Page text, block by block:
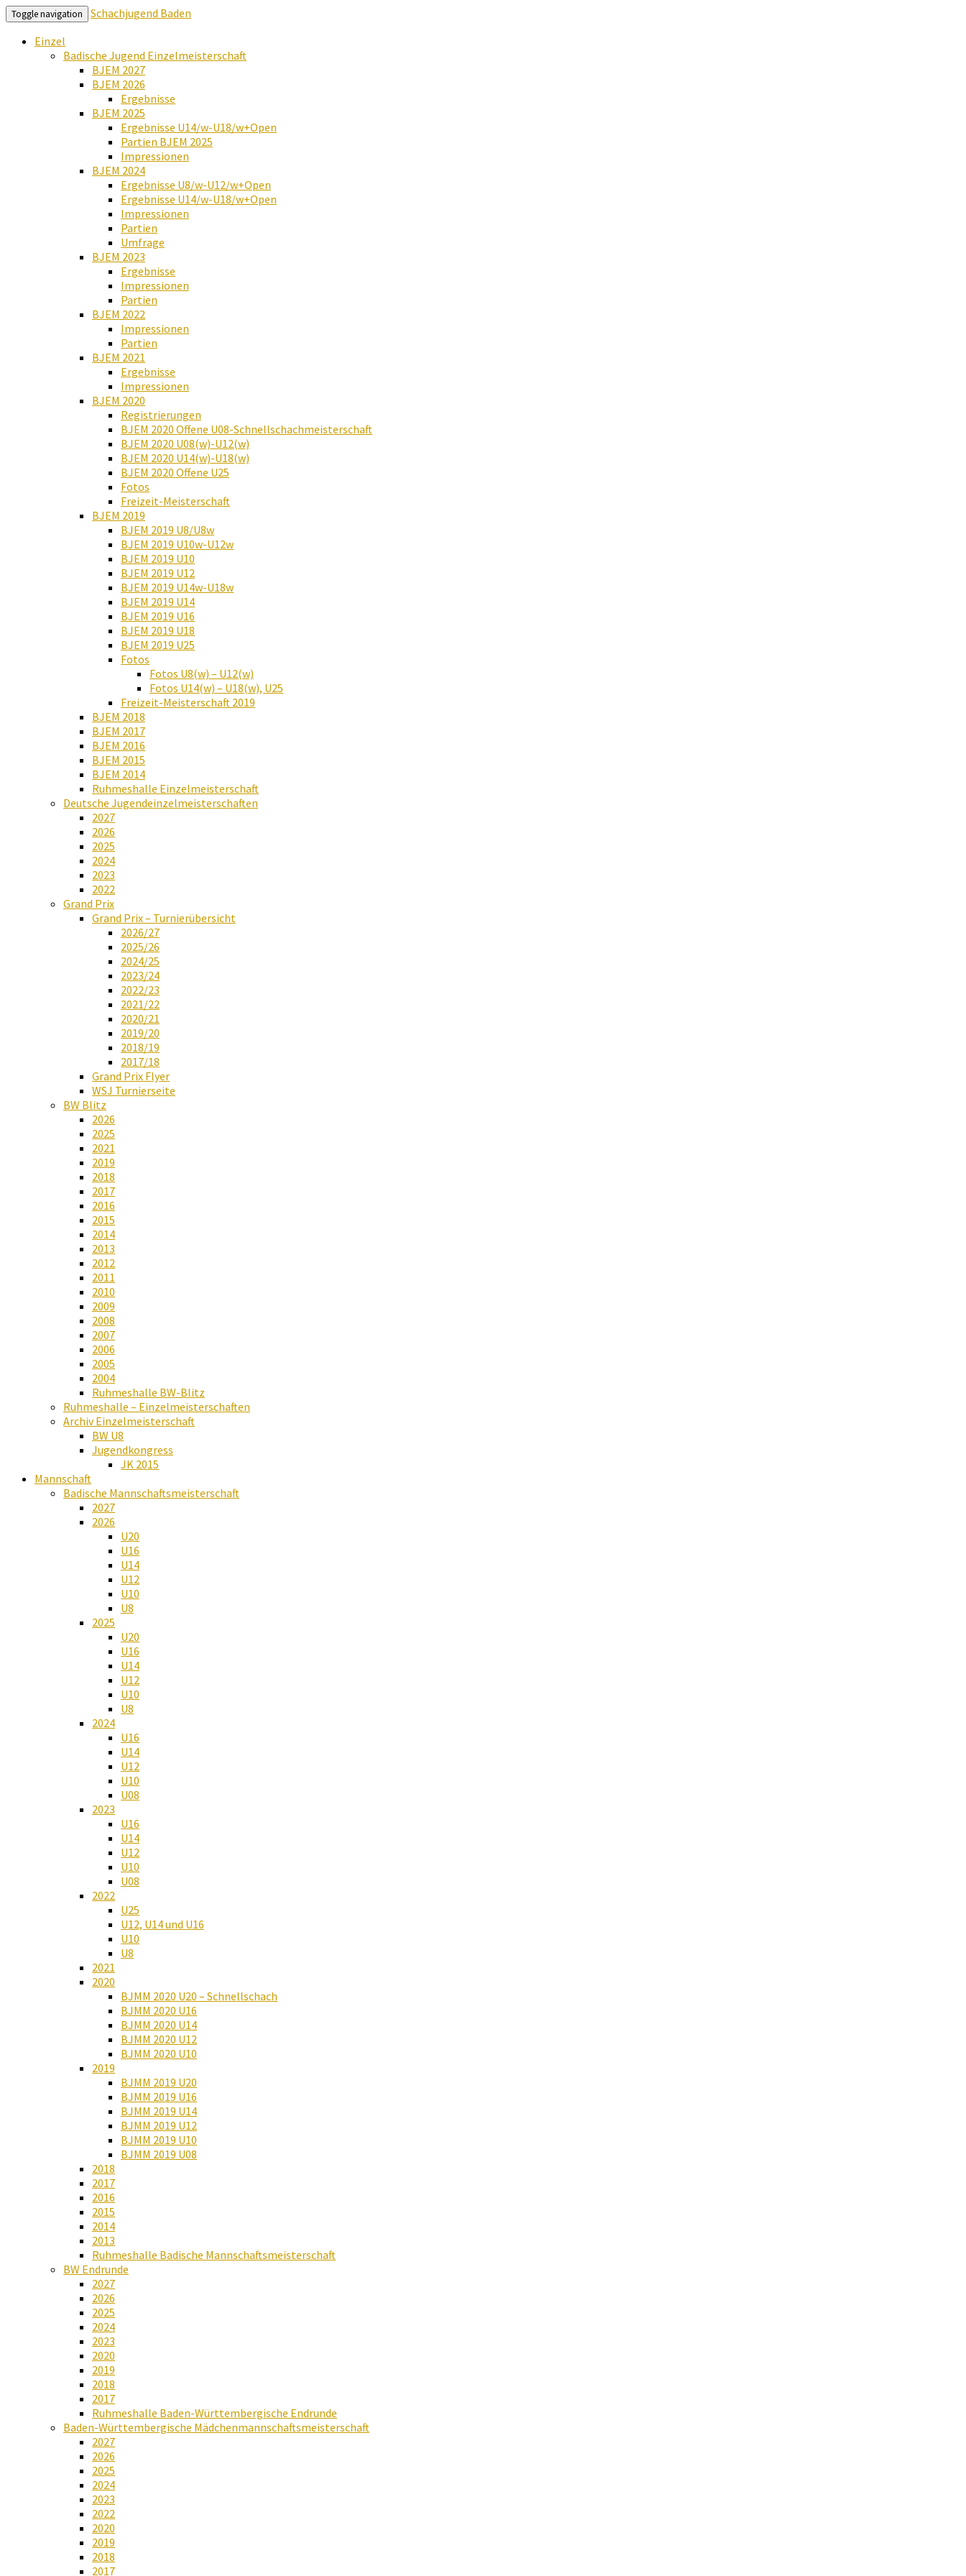
Toggle navigation
Schachjugend Baden
Einzel
Badische Jugend Einzelmeisterschaft
BJEM 2027
BJEM 2026
Ergebnisse
BJEM 2025
Ergebnisse U14/w-U18/w+Open
Partien BJEM 2025
Impressionen
BJEM 2024
Ergebnisse U8/w-U12/w+Open
Ergebnisse U14/w-U18/w+Open
Impressionen
Partien
Umfrage
BJEM 2023
Ergebnisse
Impressionen
Partien
BJEM 2022
Impressionen
Partien
BJEM 2021
Ergebnisse
Impressionen
BJEM 2020
Registrierungen
BJEM 2020 Offene U08-Schnellschachmeisterschaft
BJEM 2020 U08(w)-U12(w)
BJEM 2020 U14(w)-U18(w)
BJEM 2020 Offene U25
Fotos
Freizeit-Meisterschaft
BJEM 2019
BJEM 2019 U8/U8w
BJEM 2019 U10w-U12w
BJEM 2019 U10
BJEM 2019 U12
BJEM 2019 U14w-U18w
BJEM 2019 U14
BJEM 2019 U16
BJEM 2019 U18
BJEM 2019 U25
Fotos
Fotos U8(w) – U12(w)
Fotos U14(w) – U18(w), U25
Freizeit-Meisterschaft 2019
BJEM 2018
BJEM 2017
BJEM 2016
BJEM 2015
BJEM 2014
Ruhmeshalle Einzelmeisterschaft
Deutsche Jugendeinzelmeisterschaften
2027
2026
2025
2024
2023
2022
Grand Prix
Grand Prix – Turnierübersicht
2026/27
2025/26
2024/25
2023/24
2022/23
2021/22
2020/21
2019/20
2018/19
2017/18
Grand Prix Flyer
WSJ Turnierseite
BW Blitz
2026
2025
2021
2019
2018
2017
2016
2015
2014
2013
2012
2011
2010
2009
2008
2007
2006
2005
2004
Ruhmeshalle BW-Blitz
Ruhmeshalle – Einzelmeisterschaften
Archiv Einzelmeisterschaft
BW U8
Jugendkongress
JK 2015
Mannschaft
Badische Mannschaftsmeisterschaft
2027
2026
U20
U16
U14
U12
U10
U8
2025
U20
U16
U14
U12
U10
U8
2024
U16
U14
U12
U10
U08
2023
U16
U14
U12
U10
U08
2022
U25
U12, U14 und U16
U10
U8
2021
2020
BJMM 2020 U20 – Schnellschach
BJMM 2020 U16
BJMM 2020 U14
BJMM 2020 U12
BJMM 2020 U10
2019
BJMM 2019 U20
BJMM 2019 U16
BJMM 2019 U14
BJMM 2019 U12
BJMM 2019 U10
BJMM 2019 U08
2018
2017
2016
2015
2014
2013
Ruhmeshalle Badische Mannschaftsmeisterschaft
BW Endrunde
2027
2026
2025
2024
2023
2020
2019
2018
2017
Ruhmeshalle Baden-Württembergische Endrunde
Baden-Württembergische Mädchenmannschaftsmeisterschaft
2027
2026
2025
2024
2023
2022
2020
2019
2018
2017